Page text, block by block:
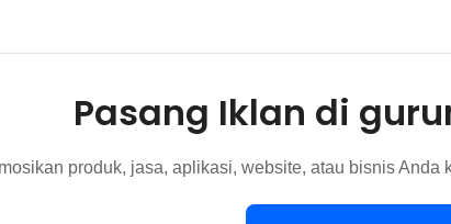
Pasang Iklan di
produk, jasa, aplikasi, website, atau bisnis Anda